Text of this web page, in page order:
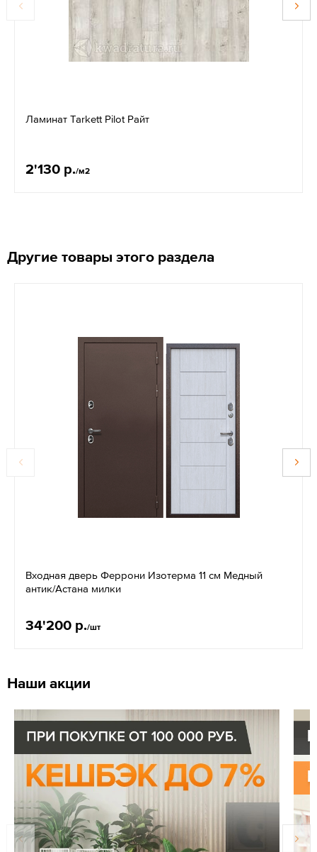
Ламинат Tarkett Pilot Райт
2'130 р./м2
Другие товары этого раздела
Входная дверь Феррони Изотерма 11 см Медный
антик/Астана милки
34'200 р./шт
Наши акции